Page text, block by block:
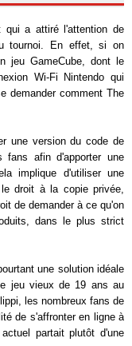
qui a attiré l'attention de
tournoi. En effet, si on
jeu GameCube, dont le
Wi-Fi Nintendo qui
demander comment The
une version du code de
fans afin d'apporter une
implique d'utiliser une
droit à la copie privée,
de demander à ce qu'on
dans le plus strict
une solution idéale
jeu vieux de 19 ans au
les nombreux fans de
de s'affronter en ligne à
partait plutôt d'une